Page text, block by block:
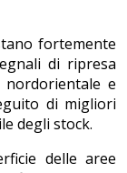
fortemente
di ripresa
e
di migliori
degli stock.
delle aree